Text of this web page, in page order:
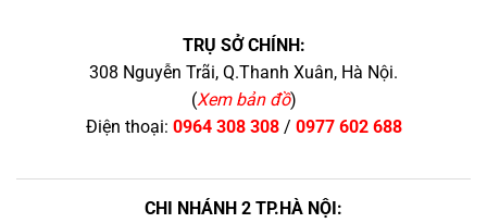
TRỤ SỞ CHÍNH:
308 Nguyễn Trãi, Q.Thanh Xuân, Hà Nội.
(Xem bản đồ)
Điện thoại: 0964 308 308/ 0977 602 688
CHI NHÁNH 2 TP.HÀ NỘI: